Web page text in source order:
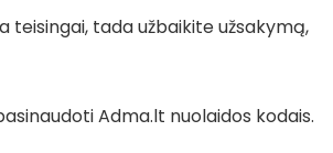
tada užbaikite užsakymą,
Adma.lt nuolaidos kodais.